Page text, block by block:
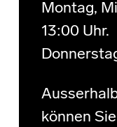
Montag,
13:00 Uhr.
können